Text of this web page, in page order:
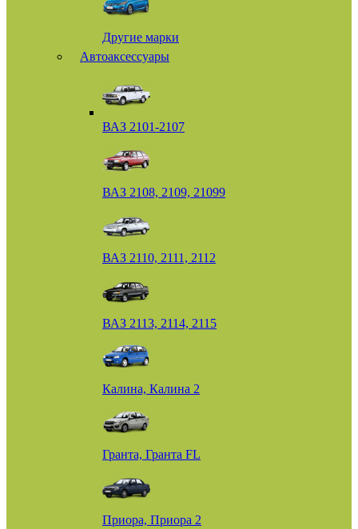
Другие марки
Автоаксессуары
ВАЗ 2101-2107
ВАЗ 2108, 2109, 21099
ВАЗ 2110, 2111, 2112
ВАЗ 2113, 2114, 2115
Калина, Калина 2
Гранта, Гранта FL
Приора, Приора 2